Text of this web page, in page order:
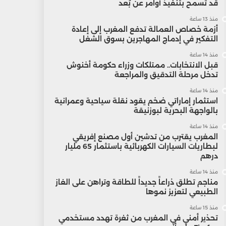
قد تسمح بتنفيذ أوامر عن بُعد
منذ 13 ساعة
أزمة خصاص العمالة تدفع المغرب إلى إعادة
التفكير في إدماج المهاجرين بسوق الشغل
منذ 14 ساعة
قبل الانتخابات.. ممتلكات وزراء حكومة أخنوش
تدخل مرحلة التدقيق والمراجعة
منذ 14 ساعة
استثمار إماراتي ضخم يقود نقلة سياحية وعمرانية
بالواجهة البحرية لبوزنيقة
منذ 14 ساعة
المغرب يقترب من تدشين أول مصنع إفريقي
لبطاريات السيارات الكهربائية باستثمار 65 مليار
درهم
منذ 14 ساعة
مناجم تطلق ذراعاً جديداً للطاقة وتراهن على الغاز
الطبيعي لتعزيز نموها
منذ 15 ساعة
تحذير أمني في المغرب من ثغرة تهدد مستخدمي